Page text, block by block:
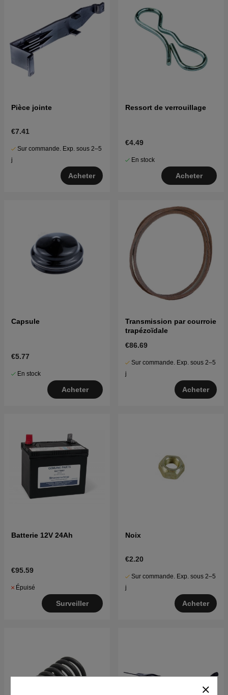
Pièce jointe
€7.41
Sur commande. Exp. sous 2–5
j
Acheter
Ressort de verrouillage
€4.49
En stock
Acheter
Capsule
€5.77
En stock
Acheter
Transmission par courroie
trapézoïdale
€86.69
Sur commande. Exp. sous 2–5
j
Acheter
Batterie 12V 24Ah
€95.59
Épuisé
Surveiller
Noix
€2.20
Sur commande. Exp. sous 2–5
j
Acheter